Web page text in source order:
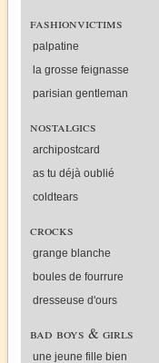
fashionvictims
palpatine
la grosse feignasse
parisian gentleman
nostalgics
archipostcard
as tu déjà oublié
coldtears
crocks
grange blanche
boules de fourrure
dresseuse d'ours
bad boys & girls
une jeune fille bien